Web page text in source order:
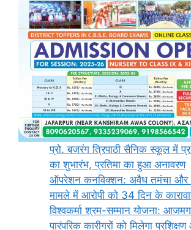
प्रो. बजरंग त्रिपाठी सैनिक स्कूल में
का शुभारंभ, प्रतिमा का हुआ अनावरण
ऑपरेशन कनविक्शन: अवैध तमंचा
मामले में आरोपी को 34 दिन के
विश्वकर्मा श्रम-सम्मान योजना:
पारंपरिक कारीगरों को मिलेगा